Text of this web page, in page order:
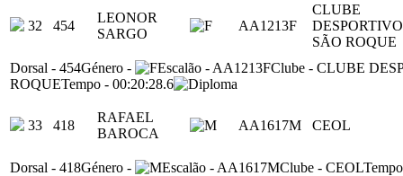
32 454
LEONOR
SARGO
AA1213F
CLUBE
DESPORTIVO
SÃO ROQUE
Dorsal - 454Género - Escalão - AA1213FClube - CLUBE
ROQUETempo - 00:20:28.6
33 418
RAFAEL
BAROCA
AA1617M CEOL
Dorsal - 418Género - Escalão - AA1617MClube - CEOLTempo